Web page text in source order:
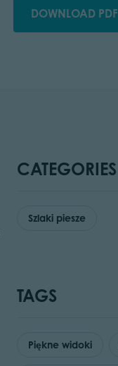
DOWNLOAD PDF
CATEGORIES
Szlaki piesze
TAGS
Piękne widoki